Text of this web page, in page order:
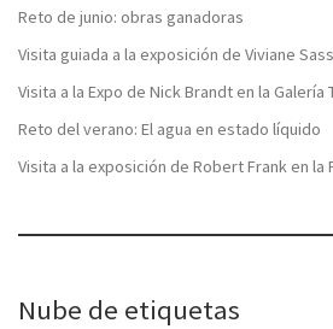
Reto de junio: obras ganadoras
Visita guiada a la exposición de Viviane
Visita a la Expo de Nick Brandt en la Galería
Reto del verano: El agua en estado líquido
Visita a la exposición de Robert Frank en la
Nube de etiquetas